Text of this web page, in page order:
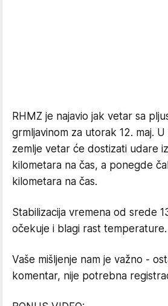
RHMZ je najavio jak vetar sa
grmljavinom za utorak 12. maj.
zemlje vetar će dostizati udare
kilometara na čas, a ponegde
kilometara na čas.
Stabilizacija vremena od srede
očekuje i blagi rast temperature.
Vaše mišljenje nam je važno -
komentar, nije potrebna